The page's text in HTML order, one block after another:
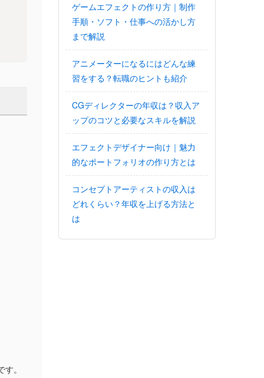
す。
ゲームエフェクトの作り方｜制作
手順・ソフト・仕事への活かし方
まで解説
アニメーターになるにはどんな練
習をする？転職のヒントも紹介
CGディレクターの年収は？収入ア
ップのコツと必要なスキルを解説
エフェクトデザイナー向け｜魅力
的なポートフォリオの作り方とは
コンセプトアーティストの収入は
どれくらい？年収を上げる方法と
は